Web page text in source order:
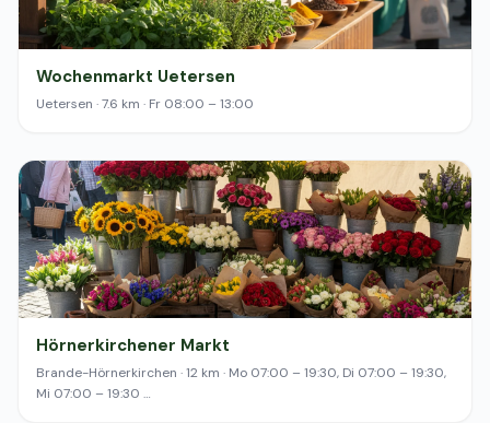
Wochenmarkt Uetersen
Uetersen · 7.6 km · Fr 08:00 – 13:00
Hörnerkirchener Markt
Brande-Hörnerkirchen · 12 km · Mo 07:00 – 19:30, Di 07:00 – 19:30,
Mi 07:00 – 19:30 …